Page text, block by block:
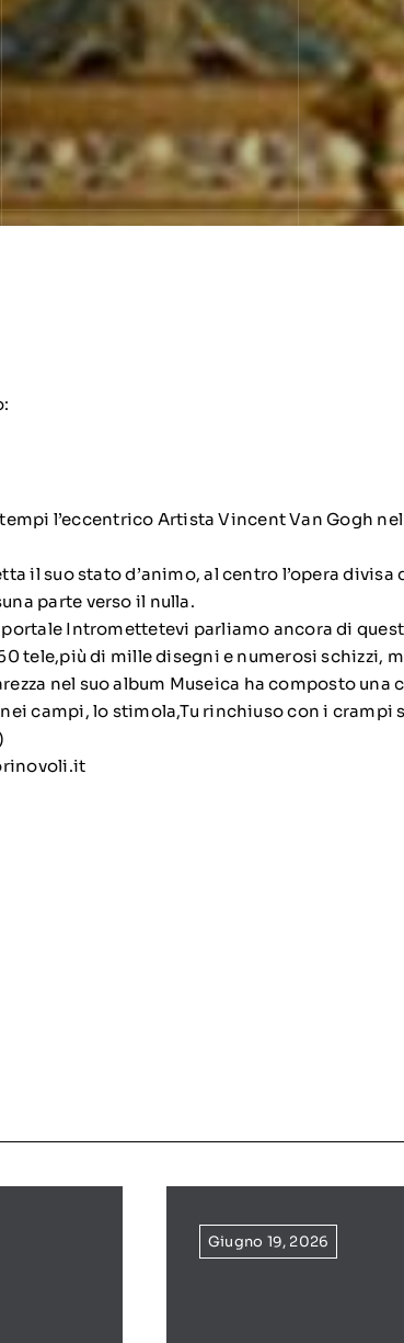
l’eccentrico Artista Vincent Van Gogh
il suo stato d’animo, al centro l’opera divisa
parte verso il nulla.
Intromettetevi parliamo ancora di
tele,più di mille disegni e numerosi schizzi,
nel suo album Museica ha composto una
nei campi, lo stimola,Tu rinchiuso con i crampi
Giugno 19, 2026